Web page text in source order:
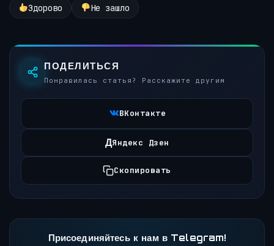
Здорово Не зашло
ПОДЕЛИТЬСЯ
Понравилась статья? Расскажите другим
ВКонтакте
ДЯндекс Дзен
Скопировать
Присоединяйтесь к нам в Telegram!